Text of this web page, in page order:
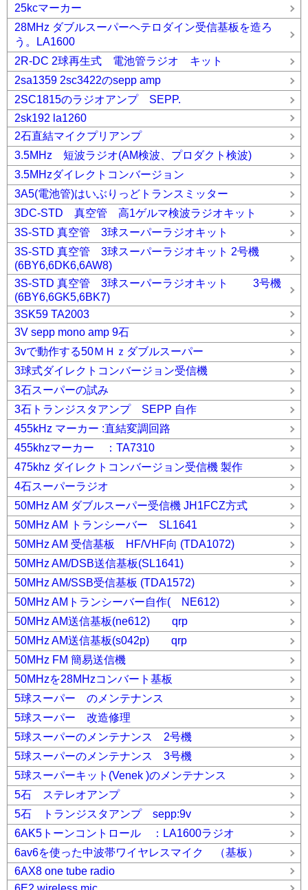
25kcマーカー
28MHz ダブルスーパーヘテロダイン受信基板を造ろ
う。LA1600
2R-DC 2球再生式 電池管ラジオ キット
2sa1359 2sc3422のsepp amp
2SC1815のラジオアンプ SEPP.
2sk192 la1260
2石直結マイクプリアンプ
3.5MHz 短波ラジオ(AM検波、プロダクト検波)
3.5MHzダイレクトコンバージョン
3A5(電池管)はいぶりっどトランスミッター
3DC-STD 真空管 高1ゲルマ検波ラジオキット
3S-STD 真空管 3球スーパーラジオキット
3S-STD 真空管 3球スーパーラジオキット 2号機
(6BY6,6DK6,6AW8)
3S-STD 真空管 3球スーパーラジオキット 3号機
(6BY6,6GK5,6BK7)
3SK59 TA2003
3V sepp mono amp 9石
3vで動作する50ＭＨｚダブルスーパー
3球式ダイレクトコンバージョン受信機
3石スーパーの試み
3石トランジスタアンプ SEPP 自作
455kHz マーカー :直結変調回路
455khzマーカー ：TA7310
475khz ダイレクトコンバージョン受信機 製作
4石スーパーラジオ
50MHz AM ダブルスーパー受信機 JH1FCZ方式
50MHz AM トランシーバー SL1641
50MHz AM 受信基板 HF/VHF向 (TDA1072)
50MHz AM/DSB送信基板(SL1641)
50MHz AM/SSB受信基板 (TDA1572)
50MHz AMトランシーバー自作( NE612)
50MHz AM送信基板(ne612) qrp
50MHz AM送信基板(s042p) qrp
50MHz FM 簡易送信機
50MHzを28MHzコンバート基板
5球スーパー のメンテナンス
5球スーパー 改造修理
5球スーパーのメンテナンス 2号機
5球スーパーのメンテナンス 3号機
5球スーパーキット(Venek )のメンテナンス
5石 ステレオアンプ
5石 トランジスタアンプ sepp:9v
6AK5トーンコントロール ：LA1600ラジオ
6av6を使った中波帯ワイヤレスマイク （基板）
6AX8 one tube radio